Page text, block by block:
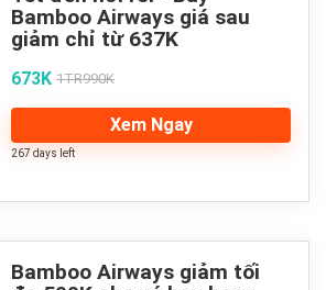
Bamboo Airways giá sau
giảm chỉ từ 637K
673K 1TR990K
Xem Ngay
267 days left
Bamboo Airways giảm tối